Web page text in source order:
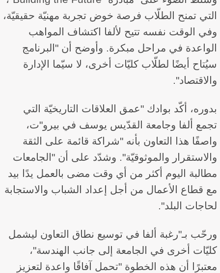
التي تمنح الطلّاب فرصة خوض تجربة مهنيّة حقيقيّة،
وفي الوقت نفسه تتيح لألفا اكتشاف المواهب
الواعدة في مراحل مبكرة. وأوضح أن "البرنامج
سيُتاح أيضًا لطلّاب كليّات أخرى، لا سيّما الإدارة
والاقتصاد".
بدوره، أكّد بوادك "عمق العلاقات التاريخيّة التي
تجمع ألفا وجامعة القدّيس يوسف في بيرو"ت،
واصفًا هذا التعاون بأنه "شراكة قائمة على الثقة
والاستقرار والموثوقيّة". وشدّد على أن "الجامعات
مطالبة اليوم أكثر من أي وقت مضى بالعمل يدًا بيد
مع قطاع الأعمال من أجل إعداد الشباب والاستجابة
لحاجات البلد".
ورحّب بـ"رغبة ألفا في توسيع نطاق التعاون ليشمل
كليّات أخرى في الجامعة إلى جانب الهندسة"،
معتبرًا أن هذه الخطوة "تحمل آفاقًا واعدة لتعزيز